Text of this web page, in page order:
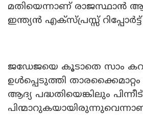
മതിയെന്നാണ് രാജസ്ഥാൻ
ഇന്ത്യൻ എക്‌സ്പ്രസ്സ്
ജഡേജയെ കൂടാതെ സാം
ഉൾപ്പെടുത്തി
ആദ്യ പദ്ധതിയെങ്കിലും